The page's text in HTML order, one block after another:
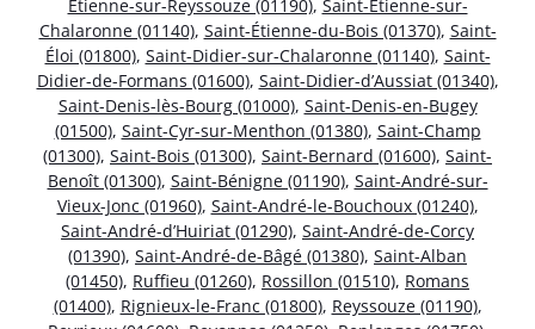
Étienne-sur-Reyssouze (01190), Saint-Étienne-sur-
Chalaronne (01140), Saint-Étienne-du-Bois (01370), Saint-
Éloi (01800), Saint-Didier-sur-Chalaronne (01140), Saint-
Didier-de-Formans (01600), Saint-Didier-d’Aussiat (01340),
Saint-Denis-lès-Bourg (01000), Saint-Denis-en-Bugey
(01500), Saint-Cyr-sur-Menthon (01380), Saint-Champ
(01300), Saint-Bois (01300), Saint-Bernard (01600), Saint-
Benoît (01300), Saint-Bénigne (01190), Saint-André-sur-
Vieux-Jonc (01960), Saint-André-le-Bouchoux (01240),
Saint-André-d’Huiriat (01290), Saint-André-de-Corcy
(01390), Saint-André-de-Bâgé (01380), Saint-Alban
(01450), Ruffieu (01260), Rossillon (01510), Romans
(01400), Rignieux-le-Franc (01800), Reyssouze (01190),